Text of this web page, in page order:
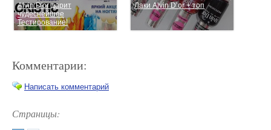
Alvin D'or дарит
чудеснейшее
Тестирование!
Лаки Alvin D’or + топ
Комментарии:
Написать комментарий
Страницы: